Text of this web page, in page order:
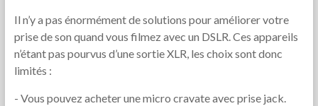
Il n’y a pas énormément de solutions pour améliorer votre
prise de son quand vous filmez avec un DSLR. Ces appareils
n’étant pas pourvus d’une sortie XLR, les choix sont donc
limités :
- Vous pouvez acheter une micro cravate avec prise jack.